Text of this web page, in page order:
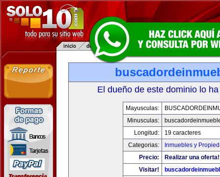
El dueño de este dominio lo
Mayusculas:
Minusculas:
Longitud:
19 caracteres
Categorias:
Inmuebles y
Precio:
Realizar una oferta!
Visitar!